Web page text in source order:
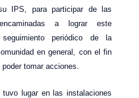
IPS, para participar de las
a lograr este
periódico de la
en general, con el fin
tomar acciones.
lugar en las instalaciones